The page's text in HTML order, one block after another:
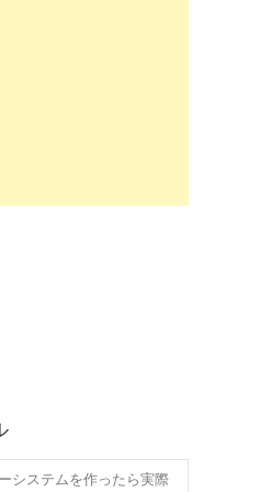
システムを作ったら実際